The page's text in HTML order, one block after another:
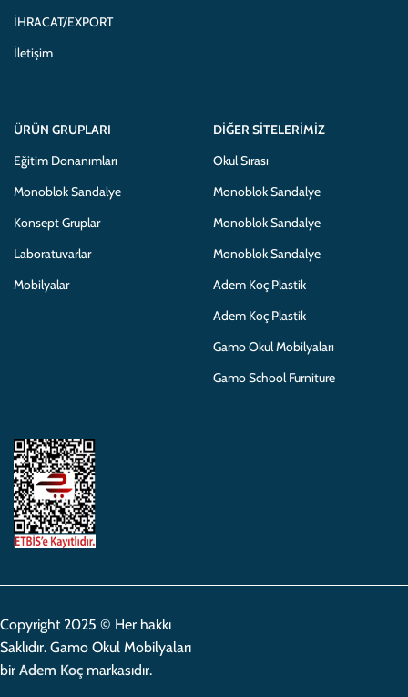
İHRACAT/EXPORT
İletişim
ÜRÜN GRUPLARI
Eğitim Donanımları
Monoblok Sandalye
Konsept Gruplar
Laboratuvarlar
Mobilyalar
DIĞER SITELERIMIZ
Okul Sırası
Monoblok Sandalye
Monoblok Sandalye
Monoblok Sandalye
Adem Koç Plastik
Adem Koç Plastik
Gamo Okul Mobilyaları
Gamo School Furniture
Copyright 2025 © Her hakkı
Saklıdır. Gamo Okul Mobilyaları
bir Adem Koç markasıdır.